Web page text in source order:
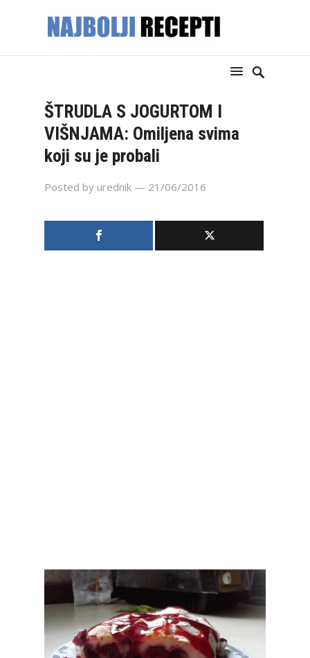
ŠTRUDLA S JOGURTOM I
VIŠNJAMA: Omiljena svima
koji su je probali
Posted by urednik — 21/06/2016